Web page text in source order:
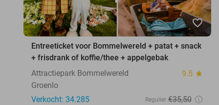
favorite_border
Entreeticket voor Bommelwereld + patat + snack
+ frisdrank of koffie/thee + appelgebak
Attractiepark Bommelwereld
9.5 star
Groenlo
Verkocht: 34.285
Regulier €35,50